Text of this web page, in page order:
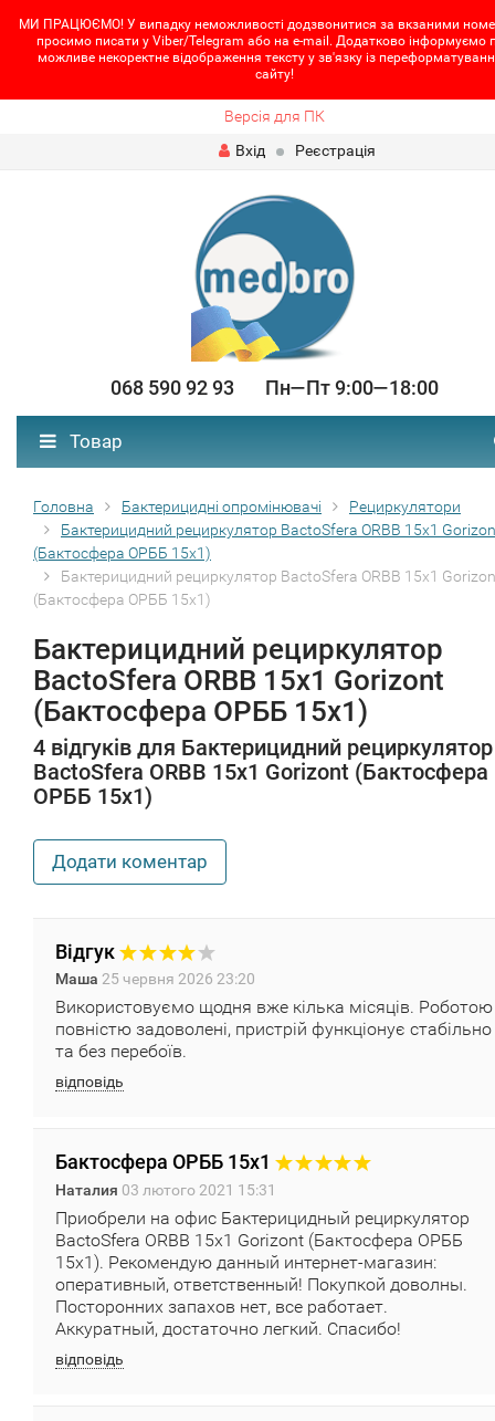
МИ ПРАЦЮЄМО! У випадку неможливості додзвонитися за вкзаними
просимо писати у Viber/Telegram або на e-mail. Додатково інформуємо
можливе некоректне відображення тексту у зв'язку із
сайту!
Версія для ПК
Вхід
Реєстрація
068 590 92 93 Пн—Пт 9:00—18:00
Товар
Головна Бактерицидні опромінювачі
Рециркулятори
Бактерицидний рециркулятор BactoSfera ORBB 15x1
(Бактосфера ОРББ 15х1)
Бактерицидний рециркулятор BactoSfera ORBB 15x1
(Бактосфера ОРББ 15х1)
Бактерицидний рециркулятор
BactoSfera ORBB 15x1 Gorizont
(Бактосфера ОРББ 15х1)
4 відгуків для Бактерицидний рециркулятор
BactoSfera ORBB 15x1 Gorizont (Бактосфера
ОРББ 15х1)
Додати коментар
Відгук
Маша 25 червня 2026 23:20
Використовуємо щодня вже кілька місяців. Роботою
повністю задоволені, пристрій функціонує стабільно
та без перебоїв.
відповідь
Бактосфера ОРББ 15х1
Наталия 03 лютого 2021 15:31
Приобрели на офис Бактерицидный рециркулятор
BactoSfera ORBB 15x1 Gorizont (Бактосфера ОРББ
15х1). Рекомендую данный интернет-магазин:
оперативный, ответственный! Покупкой доволны.
Посторонних запахов нет, все работает.
Аккуратный, достаточно легкий. Спасибо!
відповідь